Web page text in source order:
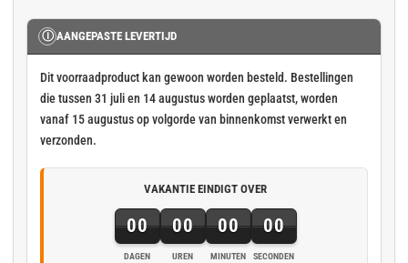
Ⓘ AANGEPASTE LEVERTIJD
Dit voorraadproduct kan gewoon worden besteld. Bestellingen
die tussen 31 juli en 14 augustus worden geplaatst, worden
vanaf 15 augustus op volgorde van binnenkomst verwerkt en
verzonden.
VAKANTIE EINDIGT OVER
00
DAGEN
00
UREN
00
MINUTEN
00
SECONDEN